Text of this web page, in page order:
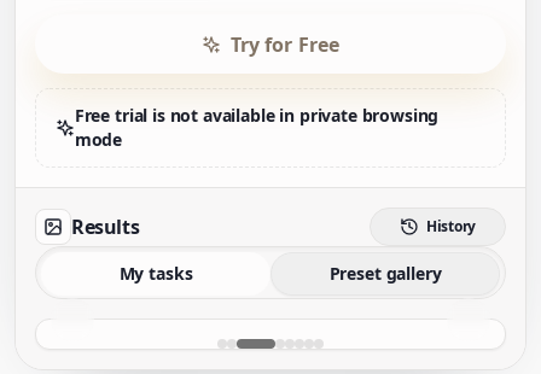
Try for Free
Free trial is not available in private browsing
mode
Results History
My tasks Preset gallery